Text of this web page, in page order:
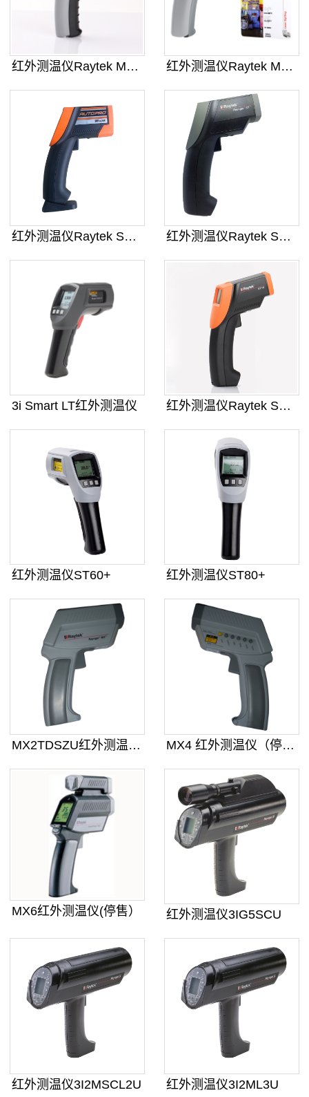
红外测温仪Raytek MT6CH 红外测温仪Raytek MT4U
红外测温仪Raytek ST25 红外测温仪Raytek ST20
3i Smart LT红外测温仪 红外测温仪Raytek ST18
红外测温仪ST60+ 红外测温仪ST80+
MX2TDSZU红外测温仪（停售） MX4 红外测温仪（停售）
MX6红外测温仪(停售） 红外测温仪3IG5SCU
红外测温仪3I2MSCL2U 红外测温仪3I2ML3U